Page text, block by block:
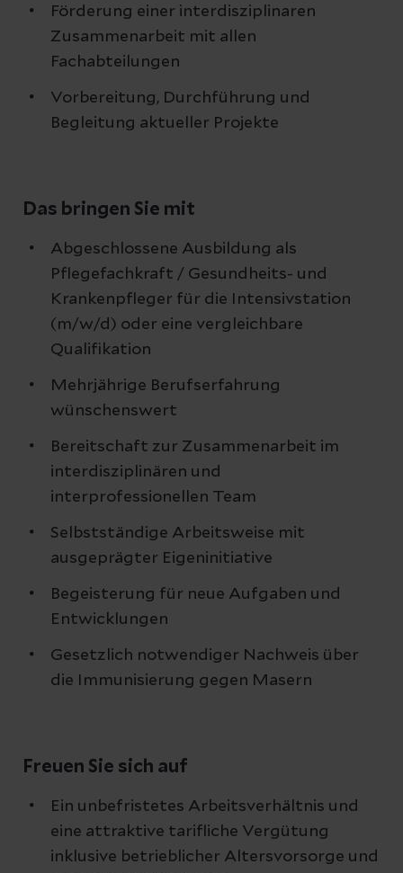
Förderung einer interdisziplinaren
Zusammenarbeit mit allen
Fachabteilungen
Vorbereitung, Durchführung und
Begleitung aktueller Projekte
Das bringen Sie mit
Abgeschlossene Ausbildung als
Pflegefachkraft / Gesundheits- und
Krankenpfleger für die Intensivstation
(m/w/d) oder eine vergleichbare
Qualifikation
Mehrjährige Berufserfahrung
wünschenswert
Bereitschaft zur Zusammenarbeit im
interdisziplinären und
interprofessionellen Team
Selbstständige Arbeitsweise mit
ausgeprägter Eigeninitiative
Begeisterung für neue Aufgaben und
Entwicklungen
Gesetzlich notwendiger Nachweis über
die Immunisierung gegen Masern
Freuen Sie sich auf
Ein unbefristetes Arbeitsverhältnis und
eine attraktive tarifliche Vergütung
inklusive betrieblicher Altersvorsorge und